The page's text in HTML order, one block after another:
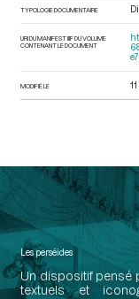
TYPOLOGIE DOCUMENTAIRE
URI DU MANIFEST IIIF DU VOLUME
CONTENANT LE DOCUMENT
MODIFIÉ LE
Les perséides
Un dispositif pensé
textuels et